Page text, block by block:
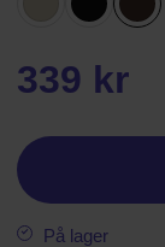
339 kr
På lager